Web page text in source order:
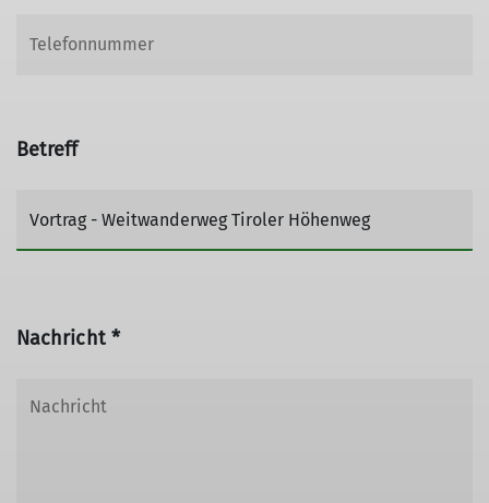
Betreff
Nachricht *